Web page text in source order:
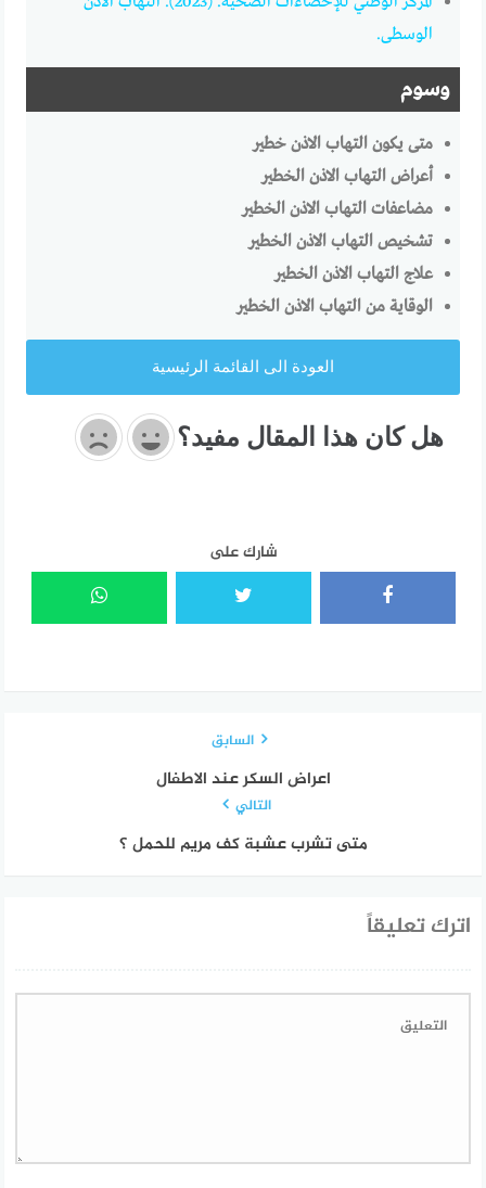
الوسطى.
وسوم
متى يكون التهاب الاذن خطير
أعراض التهاب الاذن الخطير
مضاعفات التهاب الاذن الخطير
تشخيص التهاب الاذن الخطير
علاج التهاب الاذن الخطير
الوقاية من التهاب الاذن الخطير
العودة الى القائمة الرئيسية
هل كان هذا المقال مفيد؟
شارك على
السابق
اعراض السكر عند الاطفال
التالي
متى تشرب عشبة كف مريم للحمل ؟
اترك تعليقاً